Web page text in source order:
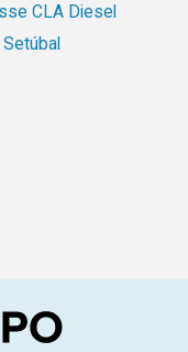
CLA Diesel